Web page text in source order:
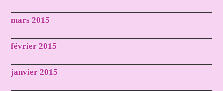
mars 2015
février 2015
janvier 2015